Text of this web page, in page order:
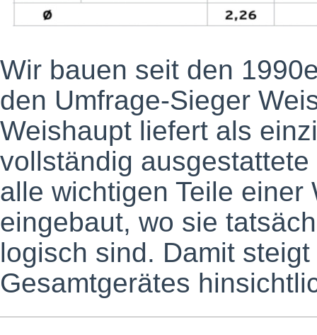
Wir bauen seit den
den Umfrage-Sieger
Weishaupt liefert als
vollständig
alle wichtigen Teile
eingebaut, wo sie
logisch sind. Damit
Gesamtgerätes